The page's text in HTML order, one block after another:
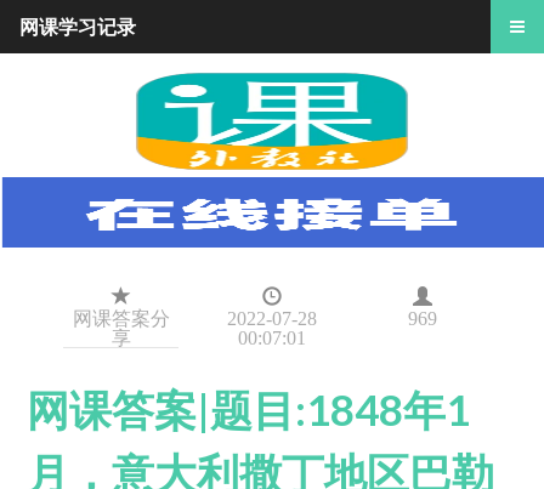
网课答案分
享
2022-07-28
00:07:01
969
网课答案|题目:1848年1
月，意大利撒丁地区巴勒
网课学习记录